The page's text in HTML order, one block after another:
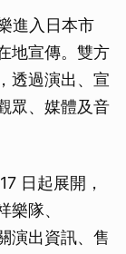
進入日本市
地宣傳。雙方
透過演出、宣
眾、媒體及音
日起展開，
隊、
演出資訊、售